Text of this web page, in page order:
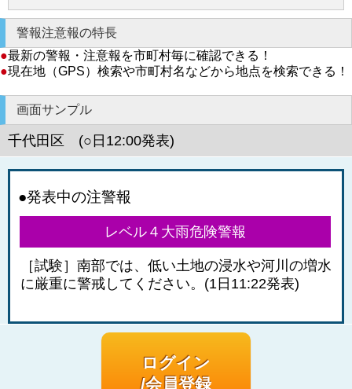
警報注意報の特長
●最新の警報・注意報を市町村毎に確認できる！
●現在地（GPS）検索や市町村名などから地点を検索できる！
画面サンプル
千代田区 (○日12:00発表)
●発表中の注警報
レベル４大雨危険警報
［試験］南部では、低い土地の浸水や河川の増水
に厳重に警戒してください。(1日11:22発表)
ログイン
/会員登録